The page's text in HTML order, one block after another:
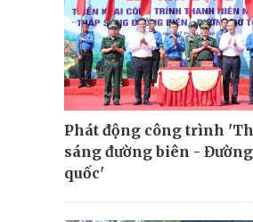
Phát động công trình
sáng đường biên -
quốc'